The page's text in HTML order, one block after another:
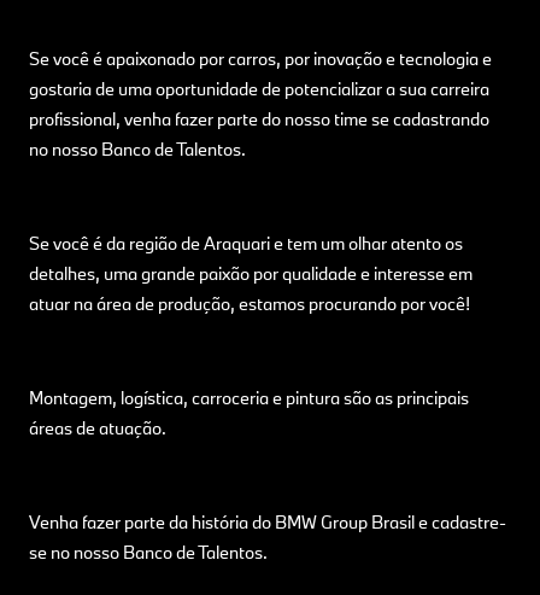
Se você é apaixonado por carros, por inovação e tecnologia e
gostaria de uma oportunidade de potencializar a sua carreira
profissional, venha fazer parte do nosso time se cadastrando
no nosso Banco de Talentos.
Se você é da região de Araquari e tem um olhar atento os
detalhes, uma grande paixão por qualidade e interesse em
atuar na área de produção, estamos procurando por você!
Montagem, logística, carroceria e pintura são as principais
áreas de atuação.
Venha fazer parte da história do BMW Group Brasil e cadastre-
se no nosso Banco de Talentos.